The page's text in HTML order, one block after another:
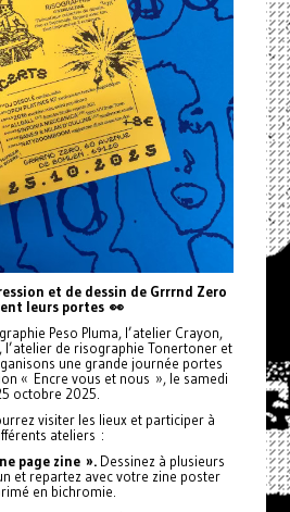
et de dessin de Grrrnd Zero
leurs portes 👀
Peso Pluma, l’atelier Crayon,
l’atelier de risographie Tonertoner et
une grande journée portes
« Encre vous et nous », le samedi
octobre 2025.
visiter les lieux et participer à
ateliers :
page zine ».Dessinez à plusieurs
et repartez avec votre zine poster
en bichromie.